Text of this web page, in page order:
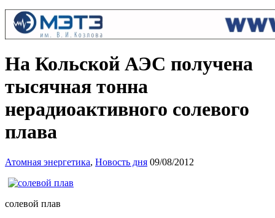
На Кольской АЭС получена
тысячная тонна
нерадиоактивного солевого
плава
Атомная энергетика, Новость дня 09/08/2012
солевой плав